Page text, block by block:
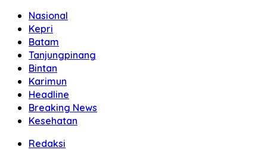
Nasional
Kepri
Batam
Tanjungpinang
Bintan
Karimun
Headline
Breaking News
Kesehatan
Redaksi